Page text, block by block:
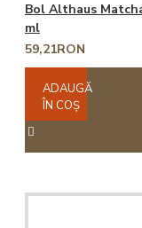
Bol Althaus
ml
59,21RON
ADAUGĂ
ÎN COŞ